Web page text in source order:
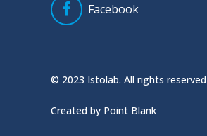
Facebook
© 2023 Istolab. All rights reserved
Created by Point Blank